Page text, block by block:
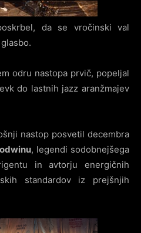
da se vročinski val
odru nastopa prvič, popeljal
do lastnih jazz aranžmajev
nastop posvetil decembra
, legendi sodobnejšega
in avtorju energičnih
standardov iz prejšnjih